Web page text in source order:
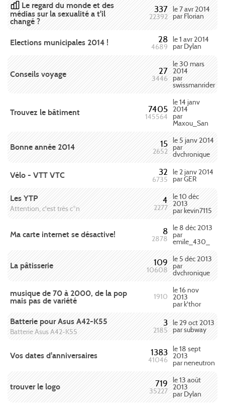
Le regard du monde et des
médias sur la sexualité a t'il
changé ?
337
22392
le 7 avr 2014
par Florian
Elections municipales 2014 ! 28
4689
le 1 avr 2014
par Dylan
Conseils voyage 27
3446
le 30 mars
2014
par
swissmanrider
Trouvez le bâtiment 7405
145564
le 14 janv
2014
par
Maxou_San
Bonne année 2014 15
2652
le 5 janv 2014
par
dvchronique
Vélo - VTT VTC 32
6735
le 2 janv 2014
par GER
Les YTP
Attention, c'est très c*n
4
2277
le 10 déc
2013
par kevin7115
Ma carte internet se désactive! 8
2878
le 8 déc 2013
par
emile_430_
La pâtisserie 109
10608
le 5 déc 2013
par
dvchronique
musique de 70 à 2000, de la pop
mais pas de variété 1910
le 16 nov
2013
par k'thor
Batterie pour Asus A42-K55
Batterie Asus A42-K55
3
2185
le 29 oct 2013
par subway
Vos dates d'anniversaires 1383
41046
le 18 sept
2013
par neneutron
trouver le logo 719
35227
le 13 août
2013
par Dylan